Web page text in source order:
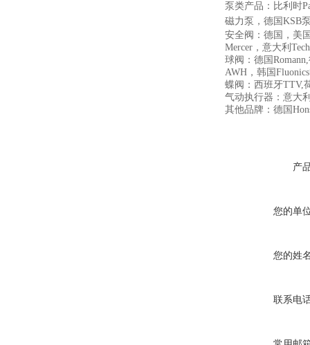
泵类产品：比利时
磁力泵，德国KSB
安全阀：德国，美
Mercer，意大利
球阀：德国
AWH，韩国
蝶阀：西班牙TTV,
气动执行器：意大
其他品牌：德国
产
您的单
您的姓
联系电